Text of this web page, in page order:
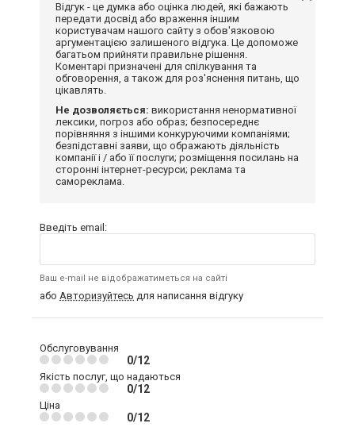
Відгук - це думка або оцінка людей, які бажають
передати досвід або враження іншим
користувачам нашого сайту з обов'язковою
аргументацією залишеного відгука. Це допоможе
багатьом прийняти правильне рішення.
Коментарі призначені для спілкування та
обговорення, а також для роз'яснення питань, що
цікавлять.
Не дозволяється: використання ненормативної
лексики, погроз або образ; безпосереднє
порівняння з іншими конкуруючими компаніями;
безпідставні заяви, що ображають діяльність
компанії і / або її послуги; розміщення посилань на
сторонні інтернет-ресурси; реклама та
самореклама.
Введіть email:
Ваш e-mail не відображатиметься на сайті
або Авторизуйтесь для написання відгуку
Обслуговування
0/12
Якість послуг, що надаються
0/12
Ціна
0/12